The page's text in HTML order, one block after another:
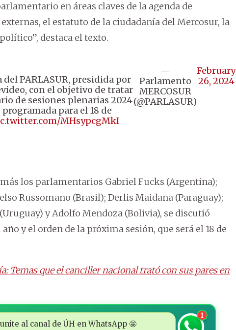
en áreas claves de la agenda de
el estatuto de la ciudadanía del Mercosur, la
destaca el texto.
PARLASUR, presidida por
con el objetivo de tratar
de sesiones plenarias 2024
para el 18 de
MHsypcgMkI
—
Parlamento
MERCOSUR
(@PARLASUR)
February
26, 2024
los parlamentarios Gabriel Fucks (Argentina);
Russomano (Brasil); Derlis Maidana (Paraguay);
y Adolfo Mendoza (Bolivia), se discutió
y el orden de la próxima sesión, que será el 18 de
Temas que el canciller nacional trató con sus pares en
al canal de ÚH en WhatsApp 🤩
1